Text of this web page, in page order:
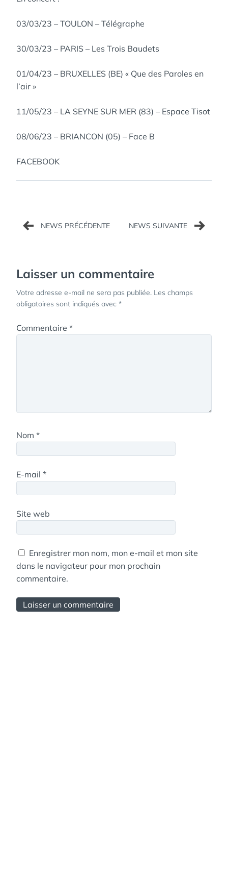
03/03/23 – TOULON – Télégraphe
30/03/23 – PARIS – Les Trois Baudets
01/04/23 – BRUXELLES (BE) « Que des Paroles en
l’air »
11/05/23 – LA SEYNE SUR MER (83) – Espace Tisot
08/06/23 – BRIANCON (05) – Face B
FACEBOOK
Navigation
de
Laisser un commentaire
Votre adresse e-mail ne sera pas publiée. Les champs
obligatoires sont indiqués avec *
Commentaire *
Nom *
E-mail *
Site web
Enregistrer mon nom, mon e-mail et mon site
dans le navigateur pour mon prochain
commentaire.